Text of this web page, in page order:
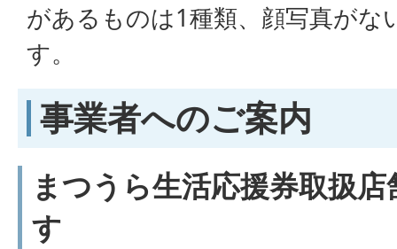
があるものは1種類、顔写真がな
す。
事業者へのご案内
まつうら生活応援券取扱
す